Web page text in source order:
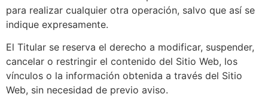
para realizar cualquier otra operación, salvo que así se
indique expresamente.
El Titular se reserva el derecho a modificar, suspender,
cancelar o restringir el contenido del Sitio Web, los
vínculos o la información obtenida a través del Sitio
Web, sin necesidad de previo aviso.